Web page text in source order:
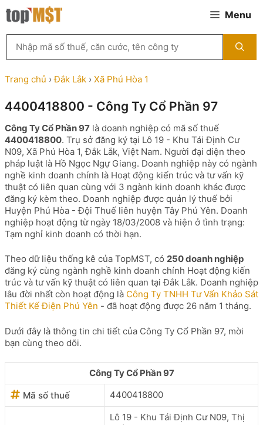
Chuyển
đến
Menu
kiếm
MST
theo
tên
ty,
người
đại
diện
hoặc
mã
số
thuế
...
Trang chủ ›Đắk Lắk › Xã Phú Hòa 1
4400418800 - Công Ty Cổ Phần 97
Công Ty Cổ Phần 97 là doanh nghiệp có mã số thuế
4400418800. Trụ sở đăng ký tại Lô 19 - Khu Tái Định Cư
N09, Xã Phú Hòa 1, Đắk Lắk, Việt Nam. Người đại diện theo
pháp luật là Hồ Ngọc Ngự Giang. Doanh nghiệp này có ngành
nghề kinh doanh chính là Hoạt động kiến trúc và tư vấn kỹ
thuật có liên quan cùng với 3 ngành kinh doanh khác được
đăng ký kèm theo. Doanh nghiệp được quản lý thuế bởi
Huyện Phú Hòa - Đội Thuế liên huyện Tây Phú Yên. Doanh
nghiệp hoạt động từ ngày 18/03/2008 và hiện ở tình trạng:
Tạm nghỉ kinh doanh có thời hạn.
Theo dữ liệu thống kê của TopMST, có 250 doanh nghiệp
đăng ký cùng ngành nghề kinh doanh chính Hoạt động kiến
trúc và tư vấn kỹ thuật có liên quan tại Đắk Lắk. Doanh nghiệp
lâu đời nhất còn hoạt động là Công Ty TNHH Tư Vấn Khảo Sát
Thiết Kế Điện Phú Yên - đã hoạt động được 26 năm 1 tháng.
Dưới đây là thông tin chi tiết của Công Ty Cổ Phần 97, mời
bạn cùng theo dõi.
Công Ty Cổ Phần 97
Mã số thuế
4400418800
Lô 19 - Khu Tái Định Cư N09, Thị